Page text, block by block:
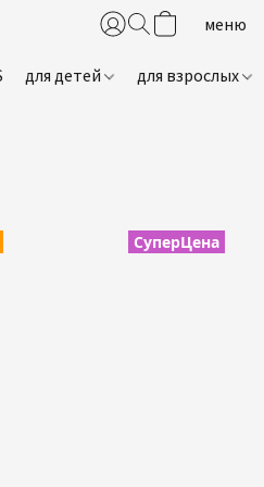
для детей для взрослых
СуперЦена